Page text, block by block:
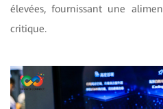
élevées, fournissant une
critique.